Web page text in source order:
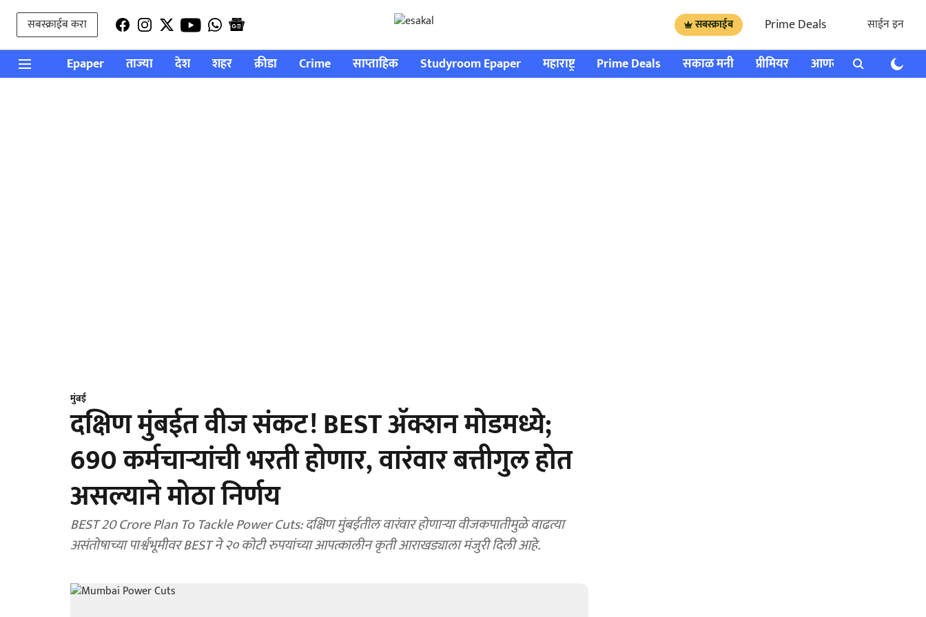
सबस्क्राईब करा सबस्क्राईब Prime Deals साईन इन
Epaper ताज्या देश शहर क्रीडा Crime साप्ताहिक Studyroom Epaper महाराष्ट्र Prime Deals सकाळ मनी प्रीमियर आणखी राशी भविष्य
मुंबई
दक्षिण मुंबईत वीज संकट! BEST अ‍ॅक्शन मोडमध्ये;
690 कर्मचाऱ्यांची भरती होणार, वारंवार बत्तीगुल होत
असल्याने मोठा निर्णय
BEST 20 Crore Plan To Tackle Power Cuts: दक्षिण मुंबईतील वारंवार होणाऱ्या वीजकपातीमुळे वाढत्या
असंतोषाच्या पार्श्वभूमीवर BEST ने २० कोटी रुपयांच्या आपत्कालीन कृती आराखड्याला मंजुरी दिली आहे.